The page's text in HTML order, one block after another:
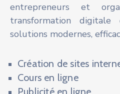
entrepreneurs et
transformation
solutions modernes,
Création de sites
Cours en ligne
Publicité en ligne